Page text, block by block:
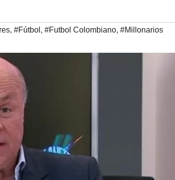
, #Fútbol , #Futbol Colombiano, #Millonarios